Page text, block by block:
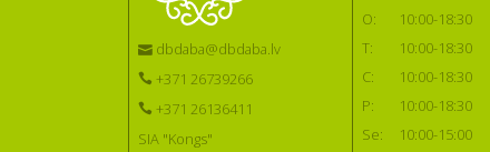
dbdaba@dbdaba.lv
+371 26739266
+371 26136411
SIA "Kongs"
O:
10:00-18:30
T:
10:00-18:30
C:
10:00-18:30
P:
10:00-18:30
Se:
10:00-15:00